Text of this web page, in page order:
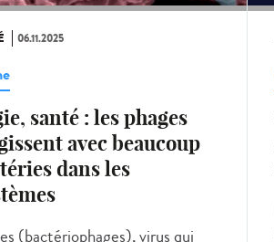
06.11.2025
santé : les phages
avec beaucoup
dans les
(bactériophages), virus qui